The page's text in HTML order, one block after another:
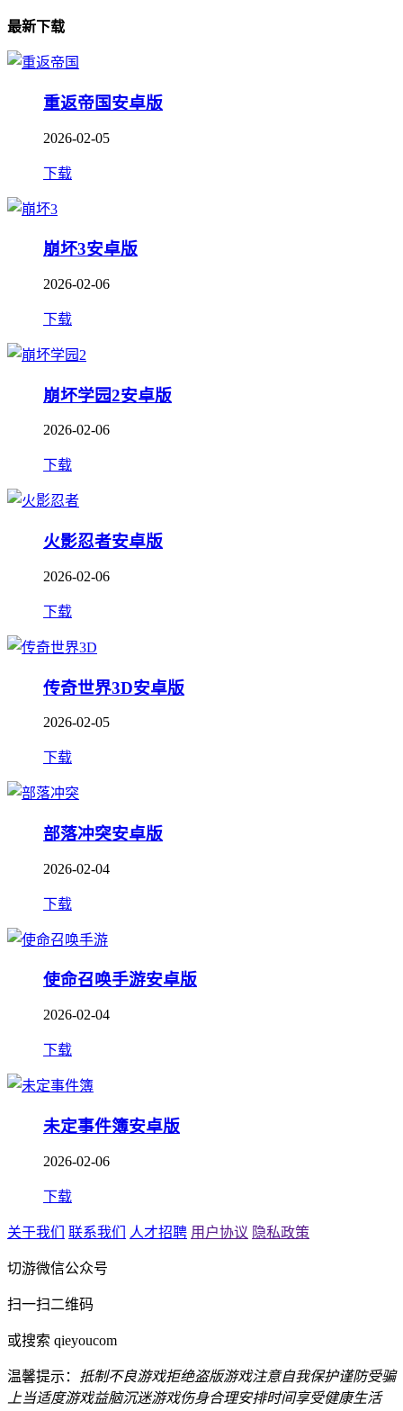
最新下载
重返帝国安卓版
2026-02-05
下载
崩坏3安卓版
2026-02-06
下载
崩坏学园2安卓版
2026-02-06
下载
火影忍者安卓版
2026-02-06
下载
传奇世界3D安卓版
2026-02-05
下载
部落冲突安卓版
2026-02-04
下载
使命召唤手游安卓版
2026-02-04
下载
未定事件簿安卓版
2026-02-06
下载
关于我们 联系我们 人才招聘 用户协议 隐私政策
切游微信公众号
扫一扫二维码
或搜索 qieyoucom
温馨提示： 抵制不良游戏拒绝盗版游戏注意自我保护谨防受骗
上当适度游戏益脑沉迷游戏伤身合理安排时间享受健康生活